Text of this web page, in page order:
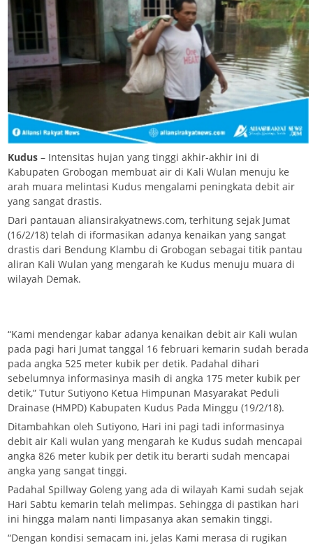
Kudus – Intensitas hujan yang tinggi akhir-akhir ini di
Kabupaten Grobogan membuat air di Kali Wulan menuju ke
arah muara melintasi Kudus mengalami peningkata debit air
yang sangat drastis.
Dari pantauan aliansirakyatnews.com, terhitung sejak Jumat
(16/2/18) telah di iformasikan adanya kenaikan yang sangat
drastis dari Bendung Klambu di Grobogan sebagai titik pantau
aliran Kali Wulan yang mengarah ke Kudus menuju muara di
wilayah Demak.
“Kami mendengar kabar adanya kenaikan debit air Kali wulan
pada pagi hari Jumat tanggal 16 februari kemarin sudah berada
pada angka 525 meter kubik per detik. Padahal dihari
sebelumnya informasinya masih di angka 175 meter kubik per
detik,” Tutur Sutiyono Ketua Himpunan Masyarakat Peduli
Drainase (HMPD) Kabupaten Kudus Pada Minggu (19/2/18).
Ditambahkan oleh Sutiyono, Hari ini pagi tadi informasinya
debit air Kali wulan yang mengarah ke Kudus sudah mencapai
angka 826 meter kubik per detik itu berarti sudah mencapai
angka yang sangat tinggi.
Padahal Spillway Goleng yang ada di wilayah Kami sudah sejak
Hari Sabtu kemarin telah melimpas. Sehingga di pastikan hari
ini hingga malam nanti limpasanya akan semakin tinggi.
“Dengan kondisi semacam ini, jelas Kami merasa di rugikan